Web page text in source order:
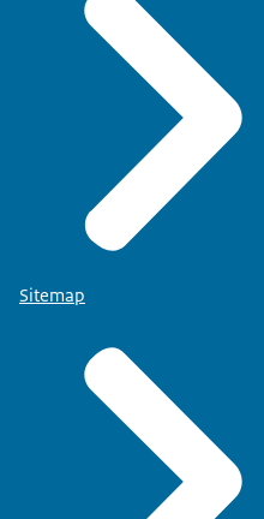
Sitemap